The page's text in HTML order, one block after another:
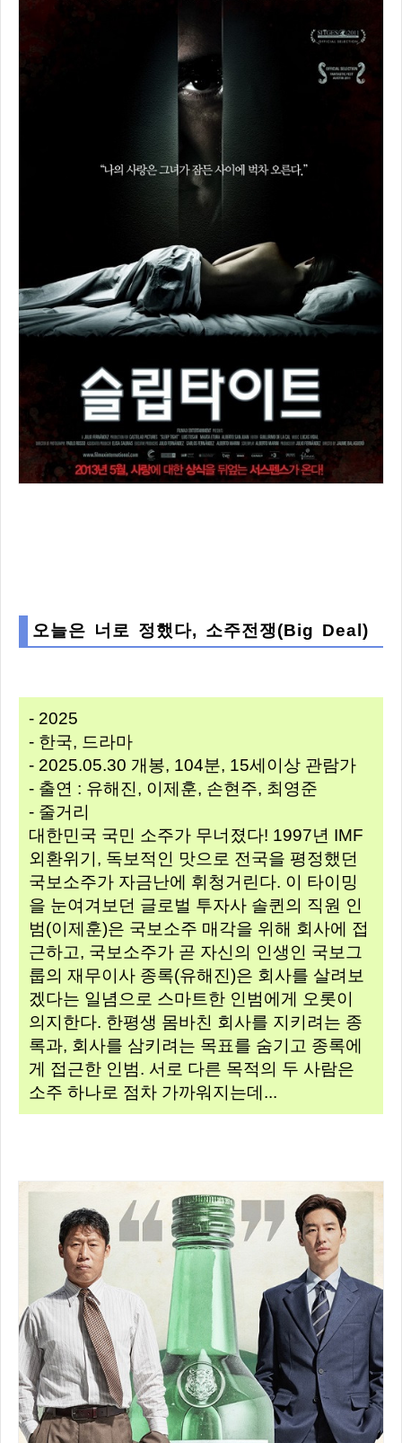
오늘은 너로 정했다, 소주전쟁(Big Deal)
- 2025
- 한국, 드라마
- 2025.05.30 개봉, 104분, 15세이상 관람가
- 출연 : 유해진, 이제훈, 손현주, 최영준
- 줄거리
대한민국 국민 소주가 무너졌다! 1997년 IMF
외환위기, 독보적인 맛으로 전국을 평정했던
국보소주가 자금난에 휘청거린다. 이 타이밍
을 눈여겨보던 글로벌 투자사 솔퀸의 직원 인
범(이제훈)은 국보소주 매각을 위해 회사에 접
근하고, 국보소주가 곧 자신의 인생인 국보그
룹의 재무이사 종록(유해진)은 회사를 살려보
겠다는 일념으로 스마트한 인범에게 오롯이
의지한다. 한평생 몸바친 회사를 지키려는 종
록과, 회사를 삼키려는 목표를 숨기고 종록에
게 접근한 인범. 서로 다른 목적의 두 사람은
소주 하나로 점차 가까워지는데...